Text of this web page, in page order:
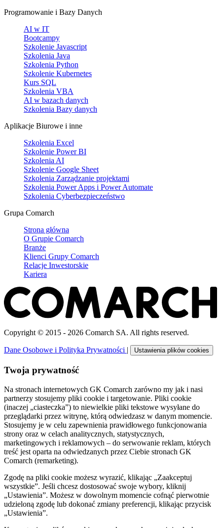
Programowanie i Bazy Danych
AI w IT
Bootcampy
Szkolenie Javascript
Szkolenia Java
Szkolenia Python
Szkolenie Kubernetes
Kurs SQL
Szkolenia VBA
AI w bazach danych
Szkolenia Bazy danych
Aplikacje Biurowe i inne
Szkolenia Excel
Szkolenie Power BI
Szkolenia AI
Szkolenie Google Sheet
Szkolenia Zarządzanie projektami
Szkolenia Power Apps i Power Automate
Szkolenia Cyberbezpieczeństwo
Grupa Comarch
Strona główna
O Grupie Comarch
Branże
Klienci Grupy Comarch
Relacje Inwestorskie
Kariera
Copyright © 2015 - 2026 Comarch SA. All rights reserved.
Dane Osobowe i Polityka Prywatności | Ustawienia plików cookies
Twoja prywatność
Na stronach internetowych GK Comarch zarówno my jak i nasi
partnerzy stosujemy pliki cookie i targetowanie. Pliki cookie
(inaczej „ciasteczka”) to niewielkie pliki tekstowe wysyłane do
przeglądarki przez witrynę, którą odwiedzasz w danym momencie.
Stosujemy je w celu zapewnienia prawidłowego funkcjonowania
strony oraz w celach analitycznych, statystycznych,
marketingowych i reklamowych – do serwowanie reklam, których
treść jest oparta na odwiedzanych przez Ciebie stronach GK
Comarch (remarketing).
Zgodę na pliki cookie możesz wyrazić, klikając „Zaakceptuj
wszystkie”. Jeśli chcesz dostosować swoje wybory, kliknij
„Ustawienia”. Możesz w dowolnym momencie cofnąć pierwotnie
udzieloną zgodę lub dokonać zmiany preferencji, klikając przycisk
„Ustawienia”.